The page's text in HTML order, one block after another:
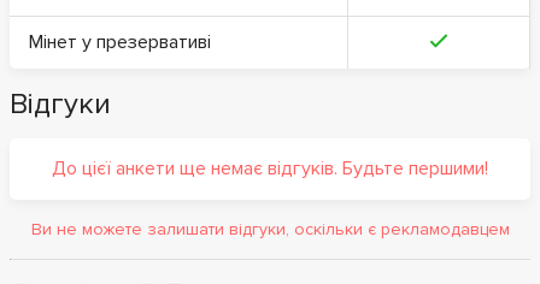
Мінет у презервативі
Відгуки
До цієї анкети ще немає відгуків. Будьте першими!
Ви не можете залишати відгуки, оскільки є рекламодавцем